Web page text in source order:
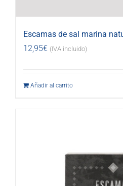
Escamas de sal marina
12,95€ (IVA incluido)
Añadir al carrito